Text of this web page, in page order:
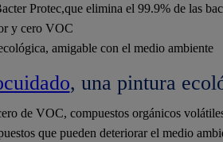
Protec,que elimina el 99.9% de las
y cero VOC
amigable con el medio ambiente
, una pintura
de VOC, compuestos orgánicos
que pueden deteriorar el medio